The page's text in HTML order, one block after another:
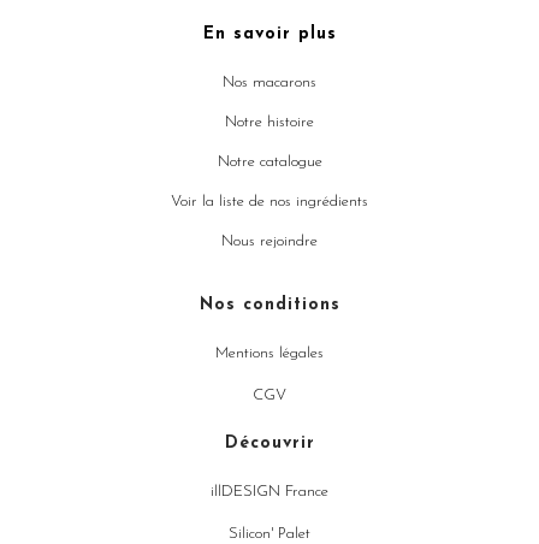
En savoir plus
Nos macarons
Notre histoire
Notre catalogue
Voir la liste de nos ingrédients
Nous rejoindre
Nos conditions
Mentions légales
CGV
Découvrir
illDESIGN France
Silicon' Palet